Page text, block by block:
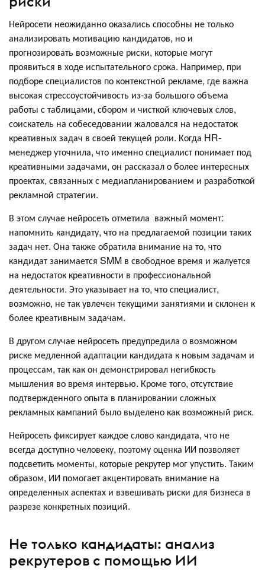
Нейросети неожиданно оказались способны не только
анализировать мотивацию кандидатов, но и
прогнозировать возможные риски, которые могут
проявиться в ходе испытательного срока. Например, при
подборе специалистов по контекстной рекламе, где важна
высокая стрессоустойчивость из-за большого объема
работы с таблицами, сбором и чисткой ключевых слов,
соискатель на собеседовании жаловался на недостаток
креативных задач в своей текущей роли. Когда HR-
менеджер уточнила, что именно специалист понимает под
креативными задачами, он рассказал о более интересных
проектах, связанных с медиапланированием и разработкой
рекламной стратегии.
В этом случае нейросеть отметила важный момент:
напомнить кандидату, что на предлагаемой позиции таких
задач нет. Она также обратила внимание на то, что
кандидат занимается SMM в свободное время и жалуется
на недостаток креативности в профессиональной
деятельности. Это указывает на то, что специалист,
возможно, не так увлечен текущими занятиями и склонен к
более креативным задачам.
В другом случае нейросеть предупредила о возможном
риске медленной адаптации кандидата к новым задачам и
процессам, так как он демонстрировал негибкость
мышления во время интервью. Кроме того, отсутствие
подтвержденного опыта в планировании сложных
рекламных кампаний было выделено как возможный риск.
Нейросеть фиксирует каждое слово кандидата, что не
всегда доступно человеку, поэтому оценка ИИ позволяет
подсветить моменты, которые рекрутер мог упустить. Таким
образом, ИИ помогает акцентировать внимание на
определенных аспектах и взвешивать риски для бизнеса в
разрезе конкретных позиций.
Не только кандидаты: анализ
рекрутеров с помощью ИИ